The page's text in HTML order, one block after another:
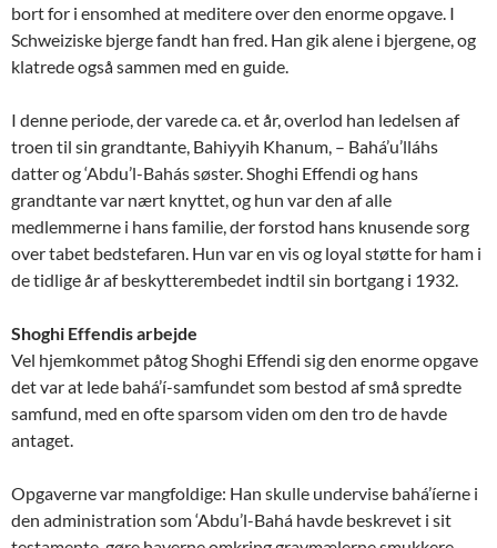
bort for i ensomhed at meditere over den enorme opgave. I
Schweiziske bjerge fandt han fred. Han gik alene i bjergene, og
klatrede også sammen med en guide.
I denne periode, der varede ca. et år, overlod han ledelsen af
troen til sin grandtante, Bahiyyih Khanum, – Bahá’u’lláhs
datter og ‘Abdu’l-Bahás søster. Shoghi Effendi og hans
grandtante var nært knyttet, og hun var den af alle
medlemmerne i hans familie, der forstod hans knusende sorg
over tabet bedstefaren. Hun var en vis og loyal støtte for ham i
de tidlige år af beskytterembedet indtil sin bortgang i 1932.
Shoghi Effendis arbejde
Vel hjemkommet påtog Shoghi Effendi sig den enorme opgave
det var at lede bahá’í-samfundet som bestod af små spredte
samfund, med en ofte sparsom viden om den tro de havde
antaget.
Opgaverne var mangfoldige: Han skulle undervise bahá’íerne i
den administration som ‘Abdu’l-Bahá havde beskrevet i sit